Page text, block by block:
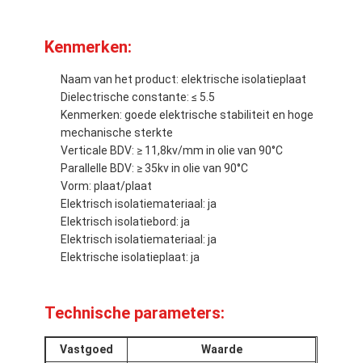
Kenmerken:
Naam van het product: elektrische isolatieplaat
Dielectrische constante: ≤ 5.5
Kenmerken: goede elektrische stabiliteit en hoge
mechanische sterkte
Verticale BDV: ≥ 11,8kv/mm in olie van 90°C
Parallelle BDV: ≥ 35kv in olie van 90°C
Vorm: plaat/plaat
Elektrisch isolatiemateriaal: ja
Elektrisch isolatiebord: ja
Elektrisch isolatiemateriaal: ja
Elektrische isolatieplaat: ja
Technische parameters:
Vastgoed
Waarde